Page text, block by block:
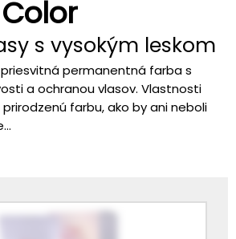
s vysokým leskom
permanentná farba s
a ochranou vlasov. Vlastnosti
farbu, ako by ani neboli